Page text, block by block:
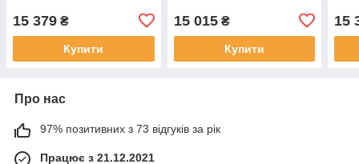
15 379 ₴
Купити
15 015₴
Купити
15
Про нас
97% позитивних з 73 відгуків за рік
Працює з 21.12.2021